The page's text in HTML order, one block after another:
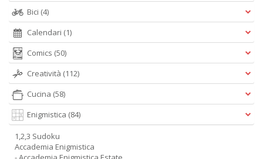
Bici (4)
Calendari (1)
Comics (50)
Creatività (112)
Cucina (58)
Enigmistica (84)
1,2,3 Sudoku
Accademia Enigmistica